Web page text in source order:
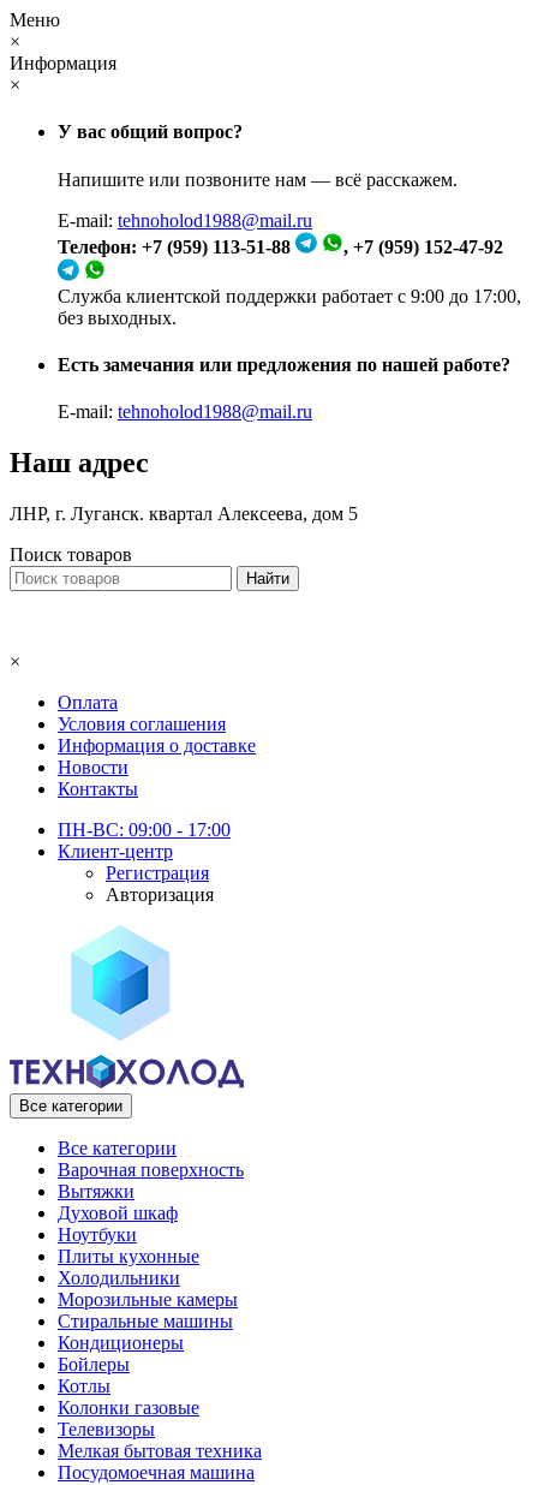
Меню
×
Информация
×
У вас общий вопрос?
Напишите или позвоните нам — всё расскажем.
E-mail: tehnoholod1988@mail.ru
Телефон: +7 (959) 113-51-88
, +7 (959) 152-47-92
Служба клиентской поддержки работает с 9:00 до 17:00,
без выходных.
Есть замечания или предложения по нашей работе?
E-mail: tehnoholod1988@mail.ru
Наш адрес
ЛНР, г. Луганск. квартал Алексеева, дом 5
Поиск товаров
×
Оплата
Условия соглашения
Информация о доставке
Новости
Контакты
ПН-ВС: 09:00 - 17:00
Клиент-центр
Регистрация
Авторизация
Все категории
Все категории
Варочная поверхность
Вытяжки
Духовой шкаф
Ноутбуки
Плиты кухонные
Холодильники
Морозильные камеры
Стиральные машины
Кондиционеры
Бойлеры
Котлы
Колонки газовые
Телевизоры
Мелкая бытовая техника
Посудомоечная машина